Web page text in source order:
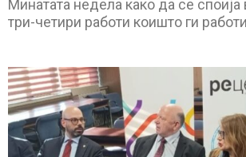
Минатата недела како да се споија
три-четири работи коишто ги